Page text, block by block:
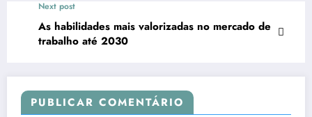
Next post
As habilidades mais valorizadas no mercado de
trabalho até 2030
PUBLICAR COMENTÁRIO